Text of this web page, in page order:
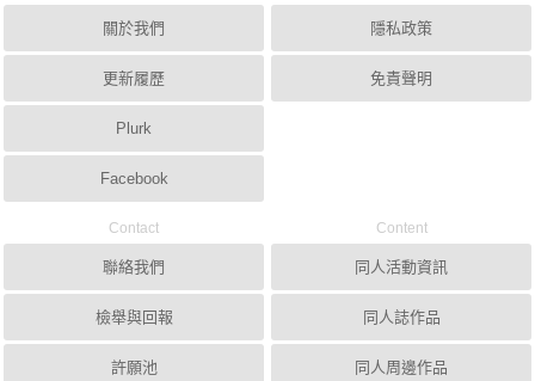
關於我們
更新履歷
Plurk
Facebook
隱私政策
免責聲明
Contact
聯絡我們
檢舉與回報
許願池
Content
同人活動資訊
同人誌作品
同人周邊作品